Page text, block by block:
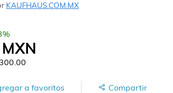
KAUFHAUS.COM.MX
%
MXN
a favoritos Compartir